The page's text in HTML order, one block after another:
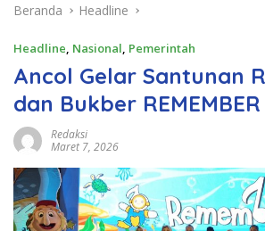
Beranda Headline
Headline, Nasional, Pemerintah
Ancol Gelar Santunan
dan Bukber
Redaksi
Maret 7, 2026